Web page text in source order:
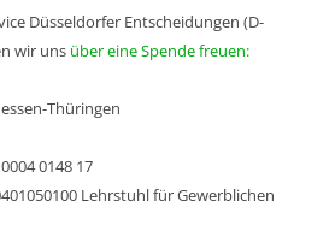
Düsseldorfer Entscheidungen (D-
wir uns über eine Spende freuen:
Thüringen
0148 17
Lehrstuhl für Gewerblichen